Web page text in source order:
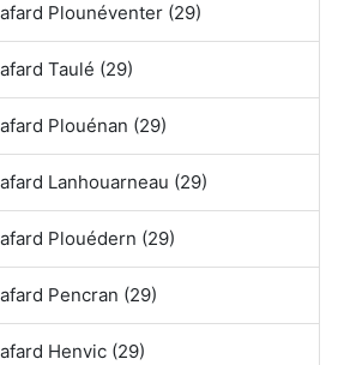
Plounéventer (29)
Taulé (29)
Plouénan (29)
Lanhouarneau (29)
Plouédern (29)
Pencran (29)
Henvic (29)